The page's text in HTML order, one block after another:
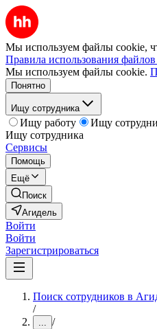
Мы используем файлы cookie,
Правила использования
Мы используем файлы cookie.
Понятно
Ищу сотрудника
Ищу работу
Ищу
Ищу сотрудника
Сервисы
Помощь
Ещё
Поиск
Агидель
Войти
Войти
Зарегистрироваться
Поиск сотрудников в
/
... /